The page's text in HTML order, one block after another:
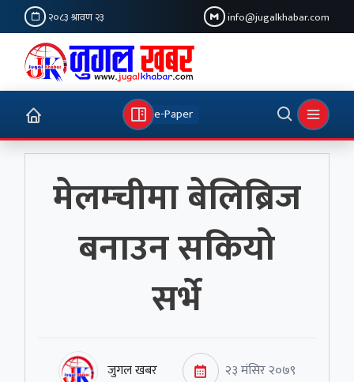
२०८३ श्रावण २३ info@jugalkhabar.com
e-Paper
मेलम्चीमा बेलिब्रिज
बनाउन सकियो
सर्भे
जुगल खबर २३ मंसिर २०७९